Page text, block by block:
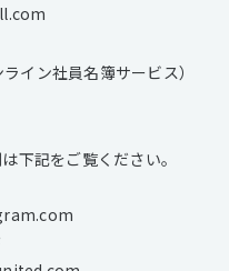
イン社員名簿サービス）
下記をご覧ください。